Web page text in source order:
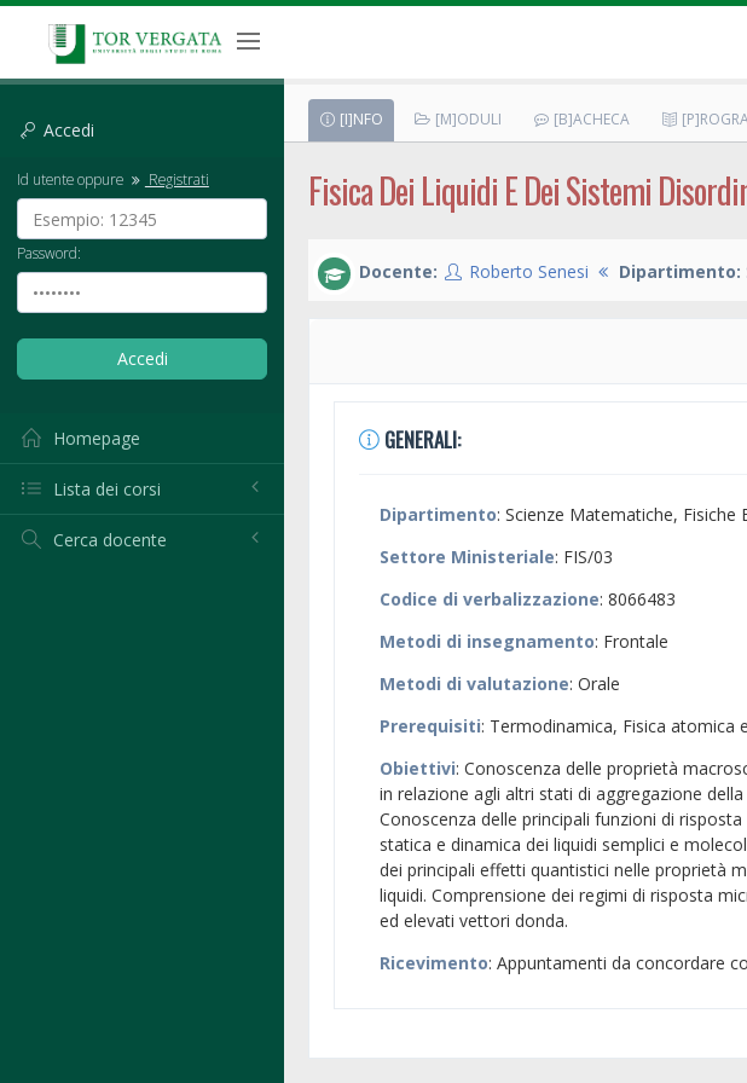
Accedi
Id utente oppure Registrati
Password:
Homepage
Lista dei corsi
Cerca docente
[I]NFO [M]ODULI [B]ACHECA
Fisica Dei Liquidi E Dei Sistemi
Docente: Roberto Senesi Dipartimento:
GENERALI:
Dipartimento: Scienze Matematiche, Fisiche
Settore Ministeriale: FIS/03
Codice di verbalizzazione: 8066483
Metodi di insegnamento: Frontale
Metodi di valutazione: Orale
Prerequisiti: Termodinamica, Fisica atomica
Obiettivi: Conoscenza delle proprietà
in relazione agli altri stati di aggregazione
Conoscenza delle principali funzioni di
statica e dinamica dei liquidi semplici e
dei principali effetti quantistici nelle proprietà
liquidi. Comprensione dei regimi di risposta
ed elevati vettori donda.
Ricevimento: Appuntamenti da concordare